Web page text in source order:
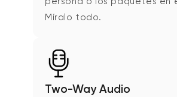
Míralo todo.
Two-Way Audio